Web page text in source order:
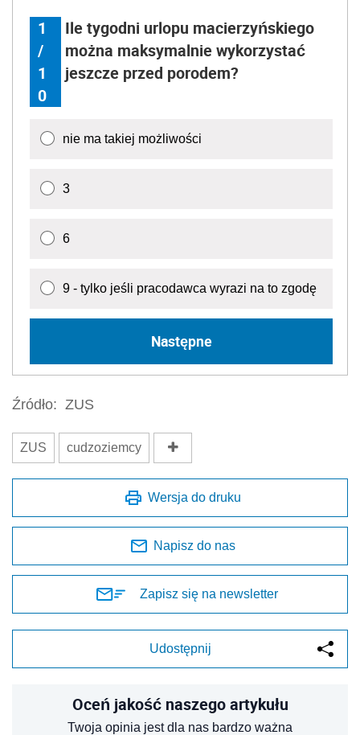
1
/
1
0
Ile tygodni urlopu macierzyńskiego
można maksymalnie wykorzystać
jeszcze przed porodem?
nie ma takiej możliwości
3
6
9 - tylko jeśli pracodawca wyrazi na to zgodę
Następne
Źródło: ZUS
ZUS cudzoziemcy
Wersja do druku
Napisz do nas
Zapisz się na newsletter
Udostępnij
Oceń jakość naszego artykułu
Twoja opinia jest dla nas bardzo ważna